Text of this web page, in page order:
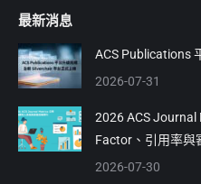
opens
in
new
opens
in
new
最新消息
ACS Publications
2026-07-31
2026 ACS Journal
Factor、引用率與
2026-07-30